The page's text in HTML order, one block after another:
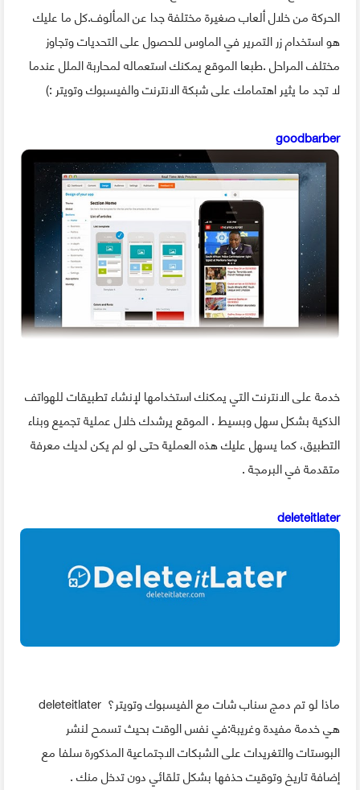
الحركة من خلال ألعاب صغيرة مختلفة جدا عن المألوف.كل ما عليك
هو استخدام زر التمرير في الماوس للحصول على التحديات وتجاوز
مختلف المراحل .طبعا الموقع يمكنك استعماله لمحاربة الملل عندما
لا تجد ما يثير اهتمامك على شبكة الانترنت والفيسبوك وتويتر :)
goodbarber
خدمة على الانترنت التي يمكنك استخدامها لإنشاء تطبيقات للهواتف
الذكية بشكل سهل وبسيط . الموقع يرشدك خلال عملية تجميع وبناء
التطبيق، كما يسهل عليك هذه العملية حتى لو لم يكن لديك معرفة
متقدمة في البرمجة .
deleteitlater
ماذا لو تم دمج سناب شات مع الفيسبوك وتويتر؟ deleteitlater
هي خدمة مفيدة وغريبة:في نفس الوقت بحيث تسمح لنشر
البوستات والتغريدات على الشبكات الاجتماعية المذكورة سلفا مع
إضافة تاريخ وتوقيت حذفها بشكل تلقائي دون تدخل منك .